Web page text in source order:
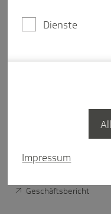
Unter­nehmen
Geschäftsbericht
Dienste
Impressum